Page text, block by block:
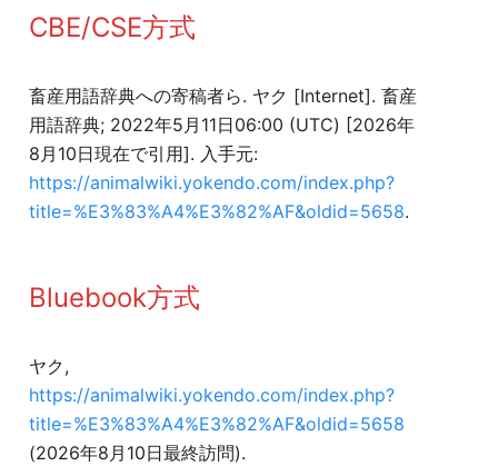
CBE/CSE方式
畜産用語辞典への寄稿者ら. ヤク [Internet]. 畜産
用語辞典; 2022年5月11日06:00 (UTC) [2026年
8月10日現在で引用]. 入手元:
https://animalwiki.yokendo.com/index.php?
title=%E3%83%A4%E3%82%AF&oldid=5658.
Bluebook方式
ヤク,
https://animalwiki.yokendo.com/index.php?
title=%E3%83%A4%E3%82%AF&oldid=5658
(2026年8月10日最終訪問).